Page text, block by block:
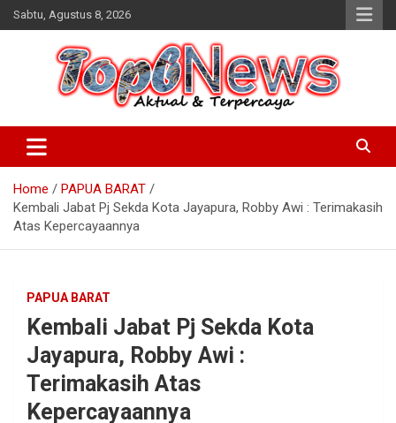
Skip
to
Sabtu, Agustus 8, 2026
Home
PAPUA BARAT
Kembali Jabat Pj Sekda Kota Jayapura, Robby Awi : Terimakasih
Atas Kepercayaannya
PAPUA BARAT
Kembali Jabat Pj Sekda Kota
Jayapura, Robby Awi :
Terimakasih Atas
Kepercayaannya